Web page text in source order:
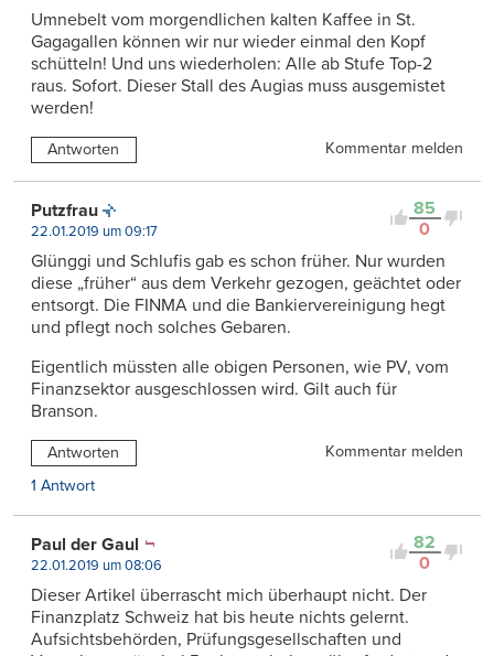
Umnebelt vom morgendlichen kalten Kaffee in St.
Gagagallen können wir nur wieder einmal den Kopf
schütteln! Und uns wiederholen: Alle ab Stufe Top-2
raus. Sofort. Dieser Stall des Augias muss ausgemistet
werden!
Antworten Kommentar melden
85
0
Putzfrau
22.01.2019 um 09:17
Glünggi und Schlufis gab es schon früher. Nur wurden
diese „früher“ aus dem Verkehr gezogen, geächtet oder
entsorgt. Die FINMA und die Bankiervereinigung hegt
und pflegt noch solches Gebaren.
Eigentlich müssten alle obigen Personen, wie PV, vom
Finanzsektor ausgeschlossen wird. Gilt auch für
Branson.
Antworten
Kommentar melden
1 Antwort
82
0
Paul der Gaul
22.01.2019 um 08:06
Dieser Artikel überrascht mich überhaupt nicht. Der
Finanzplatz Schweiz hat bis heute nichts gelernt.
Aufsichtsbehörden, Prüfungsgesellschaften und